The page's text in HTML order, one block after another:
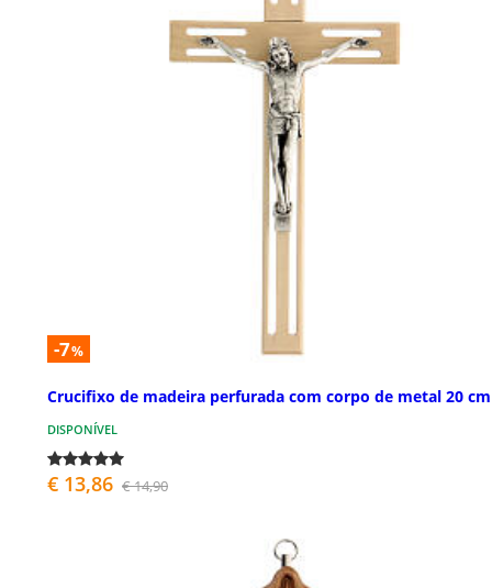
-7%
Crucifixo de madeira perfurada com corpo de metal 20 cm
DISPONÍVEL
€ 13,86 € 14,90